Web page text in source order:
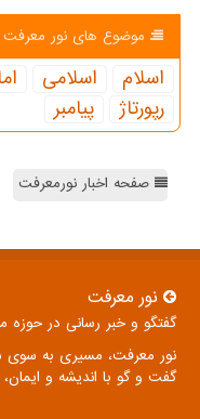
موضوع های نور معرفت
اسلام اسلامی
رپورتاژ
پیامبر
صفحه اخبار نورمعرفت
نور معرفت
گفتگو و خبر رسانی در حوزه
نور معرفت، مسیری به سوی
گفت و گو با اندیشه و